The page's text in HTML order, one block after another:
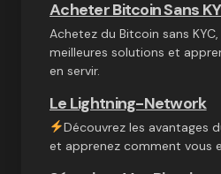
Acheter Bitcoin Sans
Achetez du Bitcoin sans
meilleures solutions et
en servir.
Le Lightning-Network
Découvrez les avantages
et apprenez comment vous